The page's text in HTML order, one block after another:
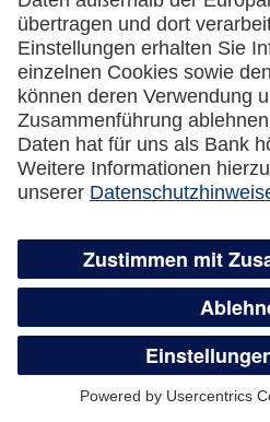
Was passiert mit
gesperrten
Wie kündige ich
More Credit Card?
Guthabenauszahlung
Teilzahlung
Wie funktioniert der
Was ist der